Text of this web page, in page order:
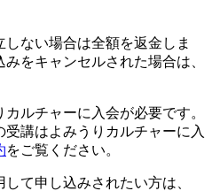
ない場合は全額を返金しま
をキャンセルされた場合は、
ルチャーに入会が必要です。
講はよみうりカルチャーに入
をご覧ください。
て申し込みされたい方は、